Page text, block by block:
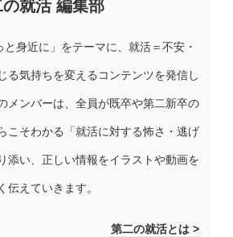
就活 編集部
と身近に」をテーマに、就活＝不安・
る気持ちを変えるコンテンツを発信し
メンバーは、全員が既卒や第二新卒の
こそわかる「就活に対する怖さ・逃げ
添い、正しい情報をイラストや動画を
伝えていきます。
第二の就活とは >